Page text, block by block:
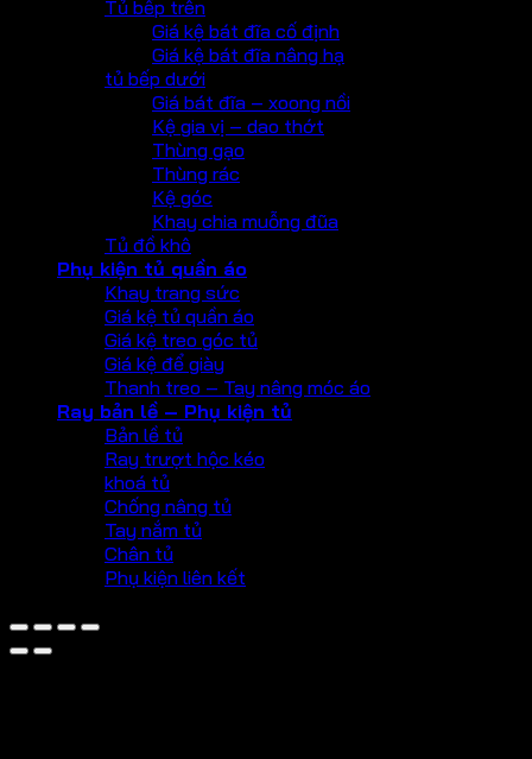
Tủ bếp trên
Giá kệ bát đĩa cố định
Giá kệ bát đĩa nâng hạ
tủ bếp dưới
Giá bát đĩa – xoong nồi
Kệ gia vị – dao thớt
Thùng gạo
Thùng rác
Kệ góc
Khay chia muỗng đũa
Tủ đồ khô
Phụ kiện tủ quần áo
Khay trang sức
Giá kệ tủ quần áo
Giá kệ treo góc tủ
Giá kệ để giày
Thanh treo – Tay nâng móc áo
Ray bản lề – Phụ kiện tủ
Bản lề tủ
Ray trượt hộc kéo
khoá tủ
Chống nâng tủ
Tay nắm tủ
Chân tủ
Phụ kiện liên kết